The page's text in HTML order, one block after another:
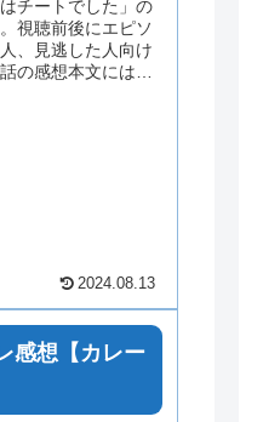
チートでした」の
視聴前後にエピソ
、見逃した人向け
の感想本文には多
2024.08.13
感想【カレー